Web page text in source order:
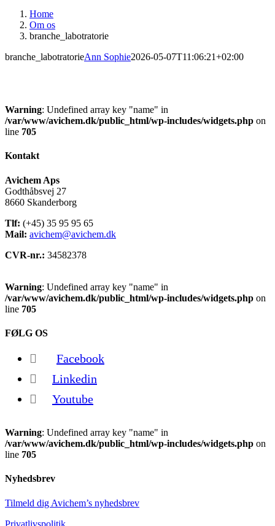
Home
Om os
branche_labotratorie
branche_labotratorieAnn Sophie2026-05-07T11:06:21+02:00
Warning: Undefined array key "name" in
/var/www/avichem.dk/public_html/wp-includes/widgets.php on
line 705
Kontakt
Avichem Aps
Godthåbsvej 27
8660 Skanderborg
Tlf: (+45) 35 95 95 65
Mail: avichem@avichem.dk
CVR-nr.: 34582378
Warning: Undefined array key "name" in
/var/www/avichem.dk/public_html/wp-includes/widgets.php on
line 705
FØLG OS
Facebook
Linkedin
Youtube
Warning: Undefined array key "name" in
/var/www/avichem.dk/public_html/wp-includes/widgets.php on
line 705
Nyhedsbrev
Tilmeld dig Avichem’s nyhedsbrev
Privatlivspolitik